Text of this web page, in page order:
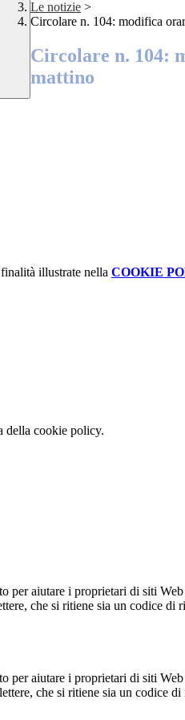
Le notizie >
Circolare n. 104: modifica
Circolare n. 104:
mattino
illustrate nella COOKIE
della cookie policy.
aiutare i proprietari di siti
che si ritiene sia un codice
aiutare i proprietari di siti
che si ritiene sia un codice